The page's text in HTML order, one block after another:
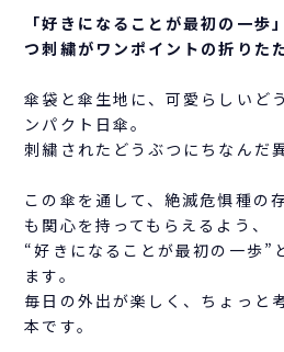
「好きになることが最初の一歩
つ刺繍がワンポイントの折りた
傘袋と傘生地に、可愛らしいど
ンパクト日傘。
刺繍されたどうぶつにちなんだ
この傘を通して、絶滅危惧種の
も関心を持ってもらえるよう、
“好きになることが最初の一歩”
ます。
毎日の外出が楽しく、ちょっと
本です。